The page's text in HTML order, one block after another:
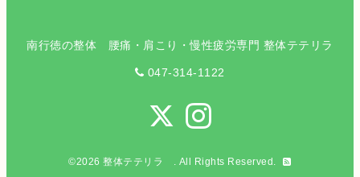
南行徳の整体 腰痛・肩こり・慢性疲労専門 整体テテリラ
047-314-1122
©2026整体テテリラ . All Rights Reserved.